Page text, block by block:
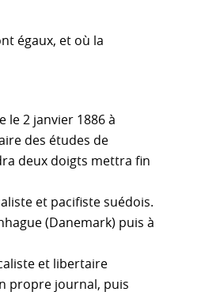
égaux, et où la
le 2 janvier 1886 à
des études de
deux doigts mettra fin
et pacifiste suédois.
(Danemark) puis à
et libertaire
propre journal, puis